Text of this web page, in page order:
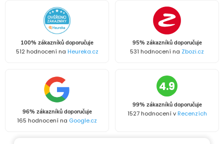
100% zákazníků doporučuje
512 hodnocení na Heureka.cz
95% zákazníků doporučuje
531 hodnocení na Zbozi.cz
96% zákazníků doporučuje
165 hodnocení na Google.cz
4.9
99% zákazníků doporučuje
1527 hodnocení vRecenzích